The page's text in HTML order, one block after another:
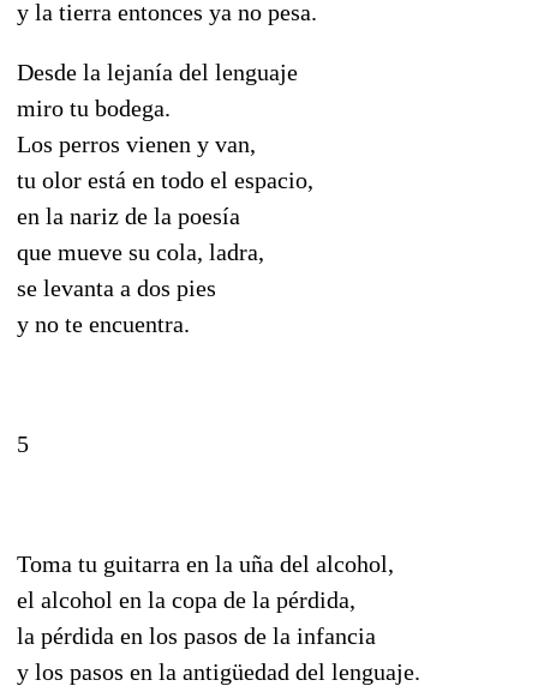
y la tierra entonces ya no pesa.
Desde la lejanía del lenguaje
miro tu bodega.
Los perros vienen y van,
tu olor está en todo el espacio,
en la nariz de la poesía
que mueve su cola, ladra,
se levanta a dos pies
y no te encuentra.
5
Toma tu guitarra en la uña del alcohol,
el alcohol en la copa de la pérdida,
la pérdida en los pasos de la infancia
y los pasos en la antigüedad del lenguaje.